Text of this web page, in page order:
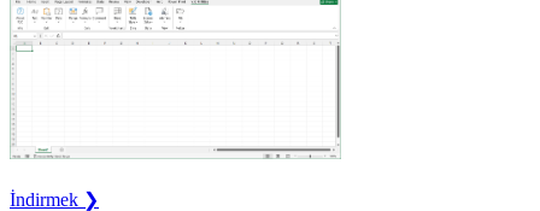
İndirmek ❯